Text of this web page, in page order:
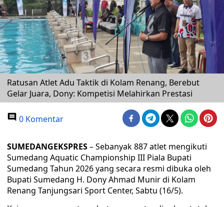
Ratusan Atlet Adu Taktik di Kolam Renang, Berebut
Gelar Juara, Dony: Kompetisi Melahirkan Prestasi
0 Komentar
SUMEDANGEKSPRES– Sebanyak 887 atlet mengikuti
Sumedang Aquatic Championship III Piala Bupati
Sumedang Tahun 2026 yang secara resmi dibuka oleh
Bupati Sumedang H. Dony Ahmad Munir di Kolam
Renang Tanjungsari Sport Center, Sabtu (16/5).